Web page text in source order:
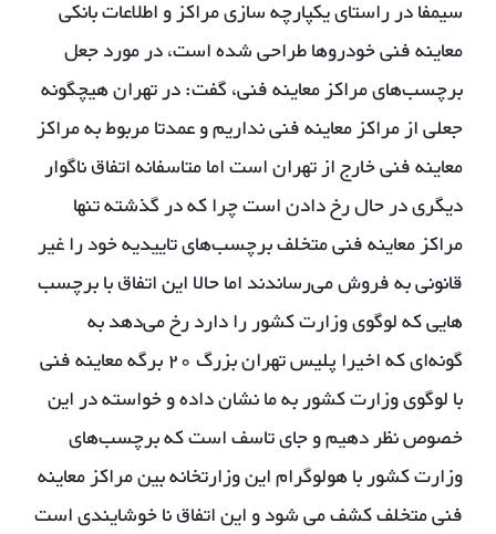
سیمفا در راستای یکپارچه سازی مراکز و اطلاعات بانکی
معاینه فنی خودروها طراحی شده است، در مورد جعل
برچسب‌های مراکز معاینه فنی، گفت: در تهران هیچگونه
جعلی از مراکز معاینه فنی نداریم و عمدتا مربوط به مراکز
معاینه فنی خارج از تهران است اما متاسفانه اتفاق ناگوار
دیگری در حال رخ دادن است چرا که در گذشته تنها
مراکز معاینه فنی متخلف برچسب‌های تاییدیه خود را غیر
قانونی به فروش می‌رساندند اما حالا این اتفاق با برچسب
هایی که لوگوی وزارت کشور را دارد رخ می‌دهد به
گونه‌ای که اخیرا پلیس تهران بزرگ 20 برگه معاینه فنی
با لوگوی وزارت کشور به ما نشان داده و خواسته در این
خصوص نظر دهیم و جای تاسف است که برچسب‌های
وزارت کشور با هولوگرام این وزارتخانه بین مراکز معاینه
فنی متخلف کشف می شود و این اتفاق نا خوشایندی است